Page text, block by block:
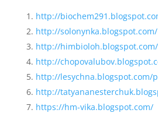
http://
http://solonynka.blogspot.com/
http://himbioloh.blogspot.com/
http://
http://lesychna.blogspot.com/
http://
https://hm-vika.blogspot.com/